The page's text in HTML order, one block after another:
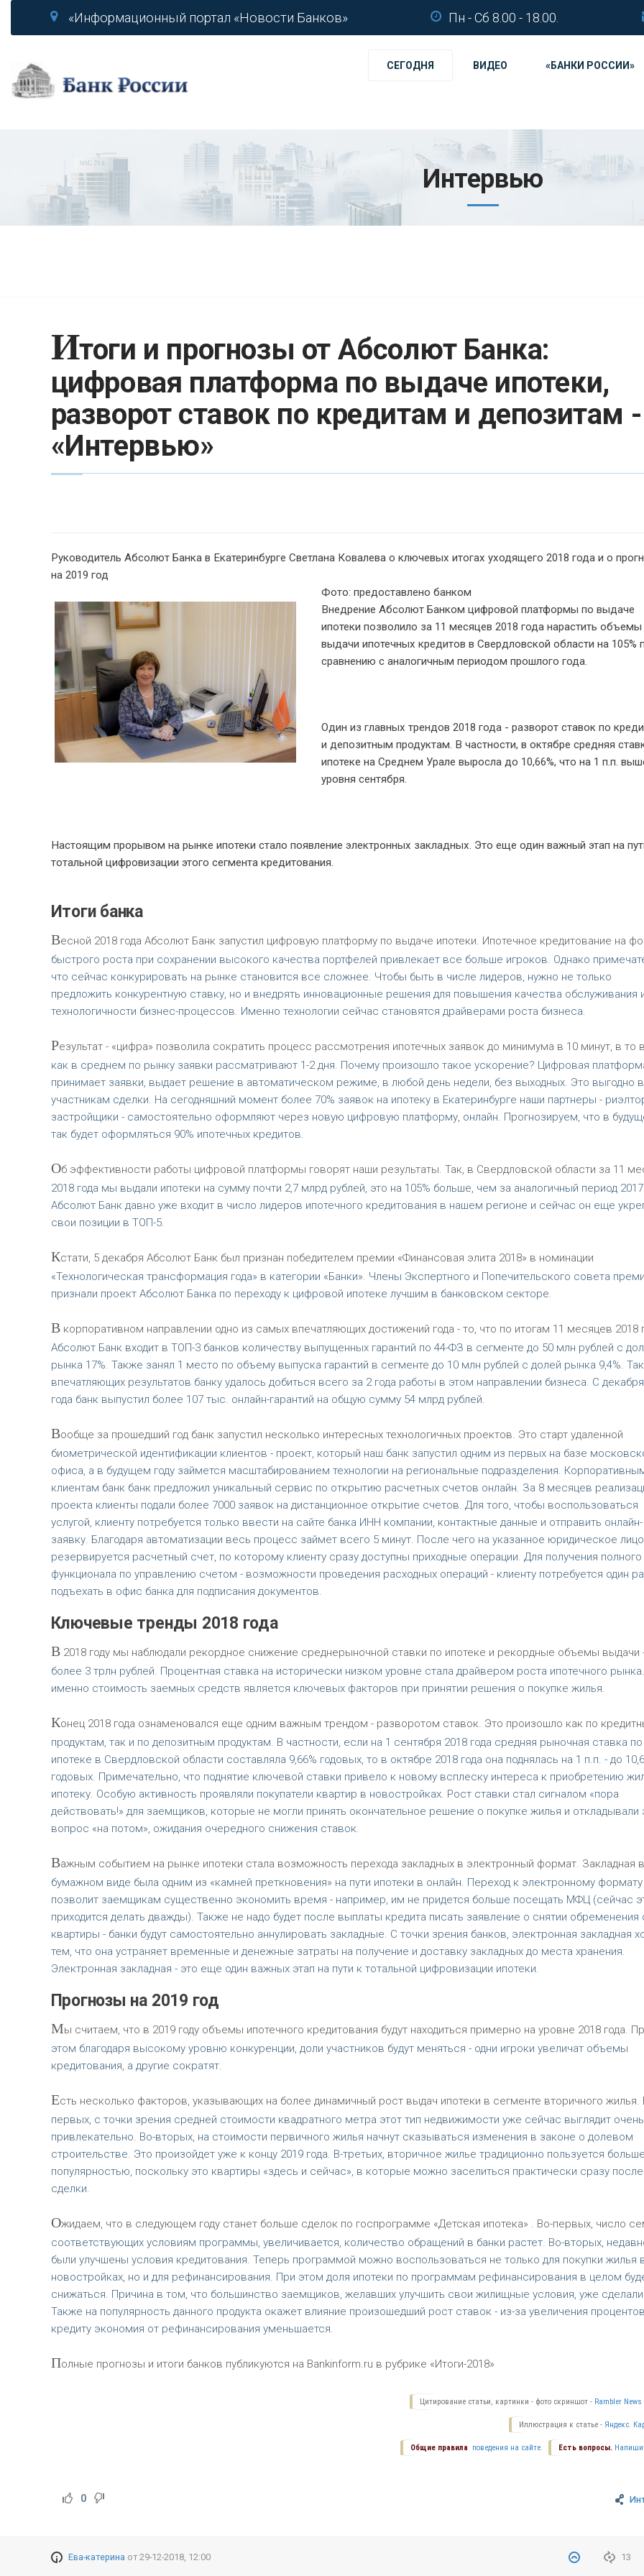
«Информационный портал «Новости Банков» Пн - Сб 8.00 - 18.00.
СЕГОДНЯ ВИДЕО «БАНКИ РОССИИ»
Интервью
Итоги и прогнозы от Абсолют Банка:
цифровая платформа по выдаче ипотеки,
разворот ставок по кредитам и депозитам -
«Интервью»
Руководитель Абсолют Банка в Екатеринбурге Светлана Ковалева о ключевых итогах уходящего 2018 года и о
на 2019 год
Фото: предоставлено банком
Внедрение Абсолют Банком цифровой платформы по выдаче
ипотеки позволило за 11 месяцев 2018 года нарастить объемы
выдачи ипотечных кредитов в Свердловской области на 105%
сравнению с аналогичным периодом прошлого года.
Один из главных трендов 2018 года - разворот ставок по
и депозитным продуктам. В частности, в октябре средняя
ипотеке на Среднем Урале выросла до 10,66%, что на 1 п.п.
уровня сентября.
Настоящим прорывом на рынке ипотеки стало появление электронных закладных. Это еще один важный этап на
тотальной цифровизации этого сегмента кредитования.
Итоги банка
Весной 2018 года Абсолют Банк запустил цифровую платформу по выдаче ипотеки. Ипотечное кредитование на
быстрого роста при сохранении высокого качества портфелей привлекает все больше игроков. Однако
что сейчас конкурировать на рынке становится все сложнее. Чтобы быть в числе лидеров, нужно не только
предложить конкурентную ставку, но и внедрять инновационные решения для повышения качества обслуживания
технологичности бизнес-процессов. Именно технологии сейчас становятся драйверами роста бизнеса.
Результат - «цифра» позволила сократить процесс рассмотрения ипотечных заявок до минимума в 10 минут, в то
как в среднем по рынку заявки рассматривают 1-2 дня. Почему произошло такое ускорение? Цифровая
принимает заявки, выдает решение в автоматическом режиме, в любой день недели, без выходных. Это выгодно
участникам сделки. На сегодняшний момент более 70% заявок на ипотеку в Екатеринбурге наши партнеры -
застройщики - самостоятельно оформляют через новую цифровую платформу, онлайн. Прогнозируем, что в
так будет оформляться 90% ипотечных кредитов.
Об эффективности работы цифровой платформы говорят наши результаты. Так, в Свердловской области за 11
2018 года мы выдали ипотеки на сумму почти 2,7 млрд рублей, это на 105% больше, чем за аналогичный период 2017
Абсолют Банк давно уже входит в число лидеров ипотечного кредитования в нашем регионе и сейчас он еще
свои позиции в ТОП-5.
Кстати, 5 декабря Абсолют Банк был признан победителем премии «Финансовая элита 2018» в номинации
«Технологическая трансформация года» в категории «Банки». Члены Экспертного и Попечительского совета
признали проект Абсолют Банка по переходу к цифровой ипотеке лучшим в банковском секторе.
Вкорпоративном направлении одно из самых впечатляющих достижений года - то, что по итогам 11 месяцев 2018
Абсолют Банк входит в ТОП-3 банков количеству выпущенных гарантий по 44-ФЗ в сегменте до 50 млн рублей с
рынка 17%. Также занял 1 место по объему выпуска гарантий в сегменте до 10 млн рублей с долей рынка 9,4%.
впечатляющих результатов банку удалось добиться всего за 2 года работы в этом направлении бизнеса. С
года банк выпустил более 107 тыс. онлайн-гарантий на общую сумму 54 млрд рублей.
Вообще за прошедший год банк запустил несколько интересных технологичных проектов. Это старт удаленной
биометрической идентификации клиентов - проект, который наш банк запустил одним из первых на базе
офиса, а в будущем году займется масштабированием технологии на региональные подразделения.
клиентам банк банк предложил уникальный сервис по открытию расчетных счетов онлайн. За 8 месяцев
проекта клиенты подали более 7000 заявок на дистанционное открытие счетов. Для того, чтобы воспользоваться
услугой, клиенту потребуется только ввести на сайте банка ИНН компании, контактные данные и отправить онлайн-
заявку. Благодаря автоматизации весь процесс займет всего 5 минут. После чего на указанное юридическое лицо
резервируется расчетный счет, по которому клиенту сразу доступны приходные операции. Для получения полного
функционала по управлению счетом - возможности проведения расходных операций - клиенту потребуется один
подъехать в офис банка для подписания документов.
Ключевые тренды 2018 года
В2018 году мы наблюдали рекордное снижение среднерыночной ставки по ипотеке и рекордные объемы выдачи
более 3 трлн рублей. Процентная ставка на исторически низком уровне стала драйвером роста ипотечного
именно стоимость заемных средств является ключевых факторов при принятии решения о покупке жилья.
Конец 2018 года ознаменовался еще одним важным трендом - разворотом ставок. Это произошло как по
продуктам, так и по депозитным продуктам. В частности, если на 1 сентября 2018 года средняя рыночная ставка по
ипотеке в Свердловской области составляла 9,66% годовых, то в октябре 2018 года она поднялась на 1 п.п. - до
годовых. Примечательно, что поднятие ключевой ставки привело к новому всплеску интереса к приобретению
ипотеку. Особую активность проявляли покупатели квартир в новостройках. Рост ставки стал сигналом «пора
действовать!» для заемщиков, которые не могли принять окончательное решение о покупке жилья и откладывали
вопрос «на потом», ожидания очередного снижения ставок.
Важным событием на рынке ипотеки стала возможность перехода закладных в электронный формат. Закладная в
бумажном виде была одним из «камней преткновения» на пути ипотеки в онлайн. Переход к электронному формату
позволит заемщикам существенно экономить время - например, им не придется больше посещать МФЦ (сейчас
приходится делать дважды). Также не надо будет после выплаты кредита писать заявление о снятии обременения
квартиры - банки будут самостоятельно аннулировать закладные. С точки зрения банков, электронная закладная
тем, что она устраняет временные и денежные затраты на получение и доставку закладных до места хранения.
Электронная закладная - это еще один важных этап на пути к тотальной цифровизации ипотеки.
Прогнозы на 2019 год
Мы считаем, что в 2019 году объемы ипотечного кредитования будут находиться примерно на уровне 2018 года.
этом благодаря высокому уровню конкуренции, доли участников будут меняться - одни игроки увеличат объемы
кредитования, а другие сократят.
Есть несколько факторов, указывающих на более динамичный рост выдач ипотеки в сегменте вторичного жилья.
первых, с точки зрения средней стоимости квадратного метра этот тип недвижимости уже сейчас выглядит очень
привлекательно. Во-вторых, на стоимости первичного жилья начнут сказываться изменения в законе о долевом
строительстве. Это произойдет уже к концу 2019 года. В-третьих, вторичное жилье традиционно пользуется
популярностью, поскольку это квартиры «здесь и сейчас», в которые можно заселиться практически сразу после
сделки.
Ожидаем, что в следующем году станет больше сделок по госпрограмме «Детская ипотека» . Во-первых, число
соответствующих условиям программы, увеличивается, количество обращений в банки растет. Во-вторых,
были улучшены условия кредитования. Теперь программой можно воспользоваться не только для покупки жилья
новостройках, но и для рефинансирования. При этом доля ипотеки по программам рефинансирования в целом
снижаться. Причина в том, что большинство заемщиков, желавших улучшить свои жилищные условия, уже сделали
Также на популярность данного продукта окажет влияние произошедший рост ставок - из-за увеличения
кредиту экономия от рефинансирования уменьшается.
Полные прогнозы и итоги банков публикуются на Bankinform.ru в рубрике «Итоги-2018»
Цитирование статьи, картинки - фото скриншот - Rambler News
Иллюстрация к статье - Яндекс.
Есть вопросы.
Общие правила поведения на сайте.
0
13
Ева-катерина от 29-12-2018, 12:00